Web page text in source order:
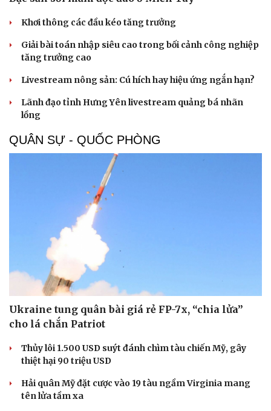
Dinh dưỡng - món ngon
Đời sống
Nhà đẹp
Khơi thông các đầu kéo tăng trưởng
Giải bài toán nhập siêu cao trong bối cảnh công nghiệp
tăng trưởng cao
Livestream nông sản: Cú hích hay hiệu ứng ngắn hạn?
Lãnh đạo tỉnh Hưng Yên livestream quảng bá nhãn
lồng
QUÂN SỰ - QUỐC PHÒNG
Ukraine tung quân bài giá rẻ FP-7x, “chia lửa”
cho lá chắn Patriot
Thủy lôi 1.500 USD suýt đánh chìm tàu chiến Mỹ, gây
thiệt hại 90 triệu USD
Hải quân Mỹ đặt cược vào 19 tàu ngầm Virginia mang
tên lửa tầm xa